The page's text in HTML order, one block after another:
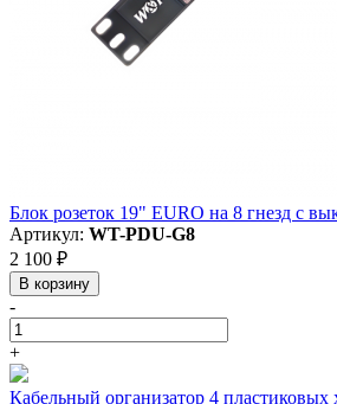
Блок розеток 19" EURO на 8 гнезд с
Артикул: WT-PDU-G8
2 100 ₽
В корзину
-
+
Кабельный организатор 4 пластиковых